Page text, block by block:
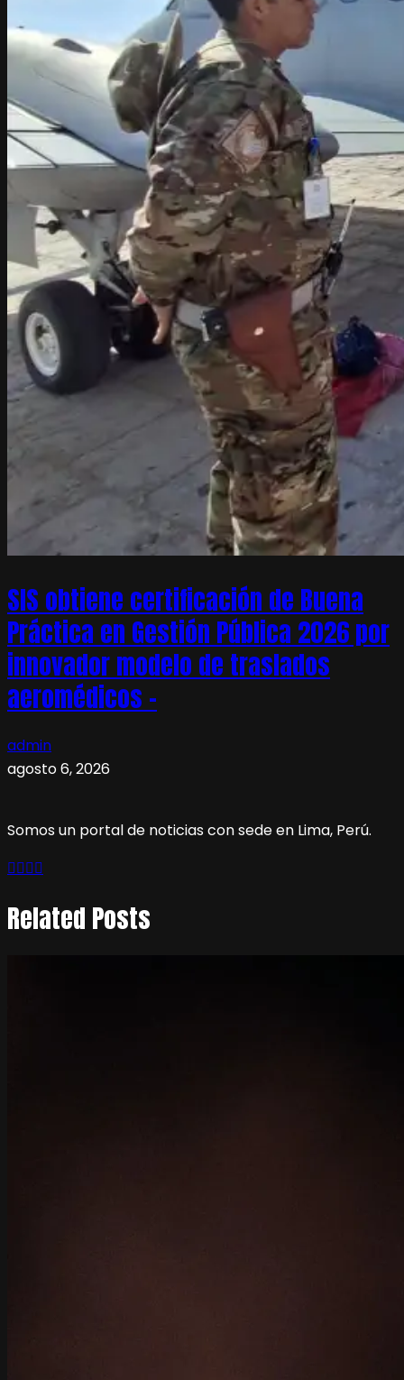
SIS obtiene certificación de Buena
Práctica en Gestión Pública 2026 por
innovador modelo de traslados
aeromédicos –
admin
agosto 6, 2026
Somos un portal de noticias con sede en Lima, Perú.
Related Posts